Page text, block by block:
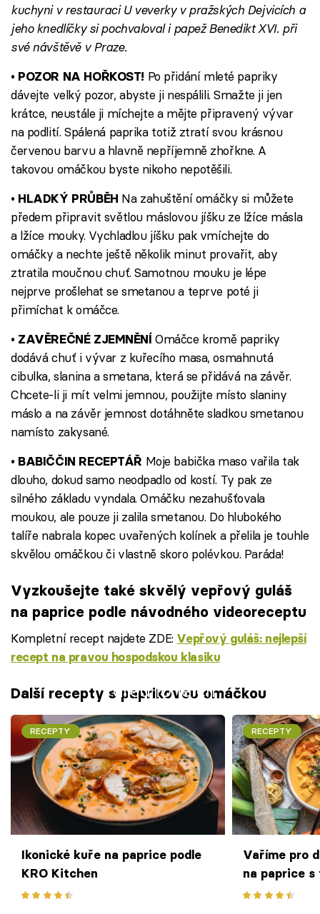
kuchyni v restauraci U veverky v pražských Dejvicích a
jeho knedlíčky si pochvaloval i papež Benedikt XVI. při
své návštěvě v Praze.
• POZOR NA HOŘKOST! Po přidání mleté papriky
dávejte velký pozor, abyste ji nespálili. Smažte ji jen
krátce, neustále ji míchejte a mějte připravený vývar
na podlití. Spálená paprika totiž ztratí svou krásnou
červenou barvu a hlavně nepříjemně zhořkne. A
takovou omáčkou byste nikoho nepotěšili.
• HLADKÝ PRŮBĚH Na zahuštění omáčky si můžete
předem připravit světlou máslovou jíšku ze lžíce másla
a lžíce mouky. Vychladlou jíšku pak vmíchejte do
omáčky a nechte ještě několik minut provařit, aby
ztratila moučnou chuť. Samotnou mouku je lépe
nejprve prošlehat se smetanou a teprve poté ji
přimíchat k omáčce.
• ZAVĚREČNÉ ZJEMNĚNÍ Omáčce kromě papriky
dodává chuť i vývar z kuřecího masa, osmahnutá
cibulka, slanina a smetana, která se přidává na závěr.
Chcete-li ji mít velmi jemnou, použijte místo slaniny
máslo a na závěr jemnost dotáhněte sladkou smetanou
namísto zakysané.
• BABIČČIN RECEPTÁŘ Moje babička maso vařila tak
dlouho, dokud samo neodpadlo od kostí. Ty pak ze
silného základu vyndala. Omáčku nezahušťovala
moukou, ale pouze ji zalila smetanou. Do hlubokého
talíře nabrala kopec uvařených kolínek a přelila je touhle
skvělou omáčkou či vlastně skoro polévkou. Paráda!
Vyzkoušejte také skvělý vepřový guláš
na paprice podle návodného videoreceptu
Kompletní recept najdete ZDE: Vepřový guláš: nejlepší
recept na pravou hospodskou klasiku
Failed to fetch
Další recepty s paprikovou omáčkou
RECEPTY
Ikonické kuře na paprice podle
KRO Kitchen
RECEPTY
Vaříme pro
na paprice